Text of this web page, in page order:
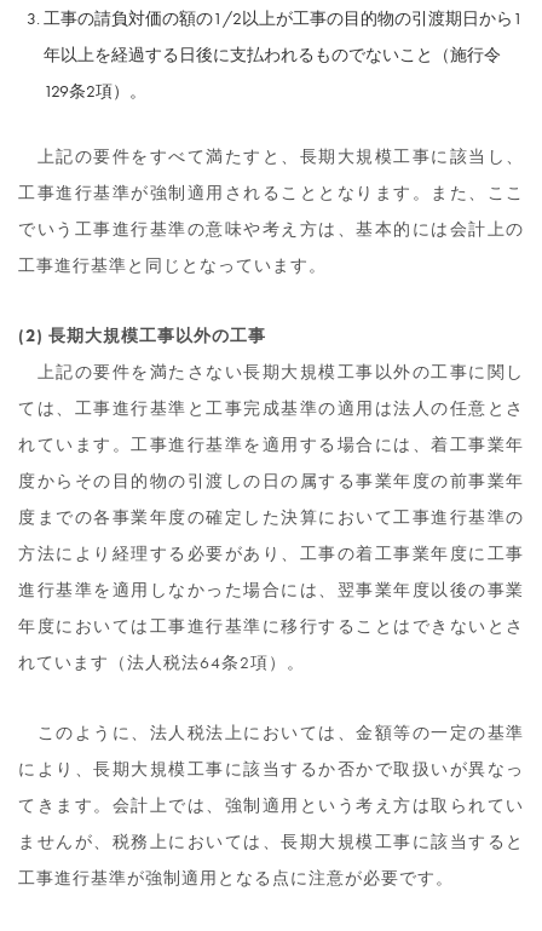
工事の請負対価の額の1/2以上が工事の目的物の引渡期日から1
年以上を経過する日後に支払われるものでないこと（施行令
129条2項）。
上記の要件をすべて満たすと、長期大規模工事に該当し、
工事進行基準が強制適用されることとなります。また、ここ
でいう工事進行基準の意味や考え方は、基本的には会計上の
工事進行基準と同じとなっています。
(2) 長期大規模工事以外の工事
上記の要件を満たさない長期大規模工事以外の工事に関し
ては、工事進行基準と工事完成基準の適用は法人の任意とさ
れています。工事進行基準を適用する場合には、着工事業年
度からその目的物の引渡しの日の属する事業年度の前事業年
度までの各事業年度の確定した決算において工事進行基準の
方法により経理する必要があり、工事の着工事業年度に工事
進行基準を適用しなかった場合には、翌事業年度以後の事業
年度においては工事進行基準に移行することはできないとさ
れています（法人税法64条2項）。
このように、法人税法上においては、金額等の一定の基準
により、長期大規模工事に該当するか否かで取扱いが異なっ
てきます。会計上では、強制適用という考え方は取られてい
ませんが、税務上においては、長期大規模工事に該当すると
工事進行基準が強制適用となる点に注意が必要です。